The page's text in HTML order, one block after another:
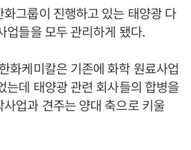
그룹이 진행하고 있는 태양광 다
업들을 모두 관리하게 됐다.
화케미칼은 기존에 화학 원료사업
는데 태양광 관련 회사들의 합병을
업과 견주는 양대 축으로 키울